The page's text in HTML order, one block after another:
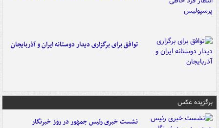
توافق برای برگزاری دیدار دوستانه ایران و آذربایجان
برگزیده عکس
نشست خبری رئیس جمهور در روز خبرنگار